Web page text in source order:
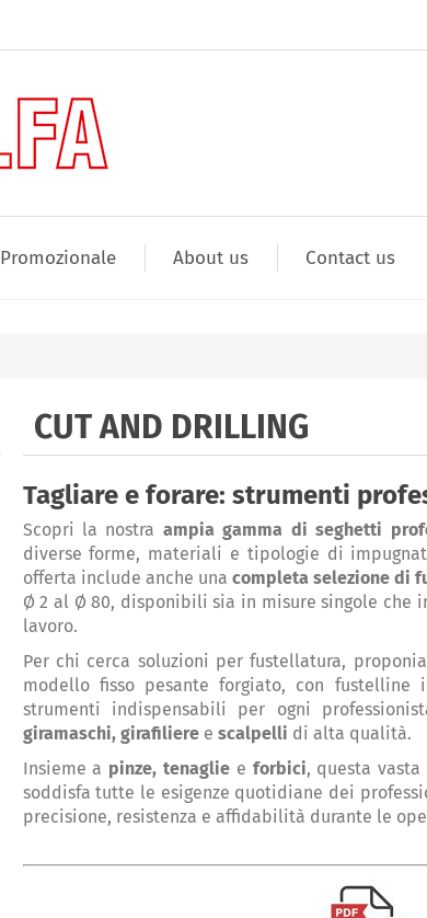
Promozionale About us Contact us
CUT AND DRILLING
Tagliare e forare: strumenti
Scopri la nostra ampia gamma di seghetti
diverse forme, materiali e tipologie di
offerta include anche unacompleta selezione di
Ø 2 al Ø 80, disponibili sia in misure singole che
lavoro.
Per chi cerca soluzioni per fustellatura,
modello fisso pesante forgiato, con
strumenti indispensabili per ogni
giramaschi, girafiliere e scalpelli di alta qualità.
Insieme a pinze, tenaglie e forbici, questa
soddisfa tutte le esigenze quotidiane dei
precisione, resistenza e affidabilità durante le